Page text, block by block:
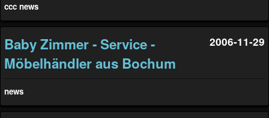
ccc news
Baby Zimmer - Service -
Möbelhändler aus Bochum
2006-11-29
news